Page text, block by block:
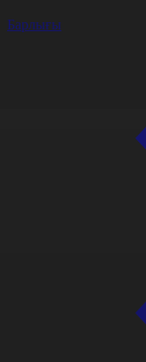
Барлығы